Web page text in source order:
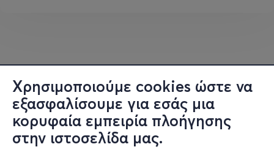
Χρησιμοποιούμε cookies ώστε να
εξασφαλίσουμε για εσάς μια
κορυφαία εμπειρία πλοήγησης
στην ιστοσελίδα μας.